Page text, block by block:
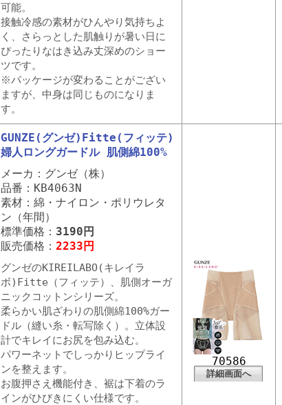
可能。
接触冷感の素材がひんやり気持ちよ
く、さらっとした肌触りが暑い日に
ぴったりなはき込み丈深めのショー
ツです。
※パッケージが変わることがござい
ますが、中身は同じものになりま
す。
GUNZE(グンゼ)Fitte(フィッテ)
婦人ロングガードル 肌側綿100%
メーカ：グンゼ（株）
品番：KB4063N
素材：綿・ナイロン・ポリウレタ
ン（年間）
標準価格： 3190円
販売価格： 2233円
グンゼのKIREILABO(キレイラ
ボ)Fitte（フィッテ）、肌側オーガ
ニックコットンシリーズ。
柔らかい肌ざわりの肌側綿100%ガー
ドル（縫い糸・転写除く）。立体設
計でキレイにお尻を包み込む。
パワーネットでしっかりヒップライ
ンを整えます。
お腹押さえ機能付き、裾は下着のラ
インがひびきにくい仕様です。
70586
詳細画面へ